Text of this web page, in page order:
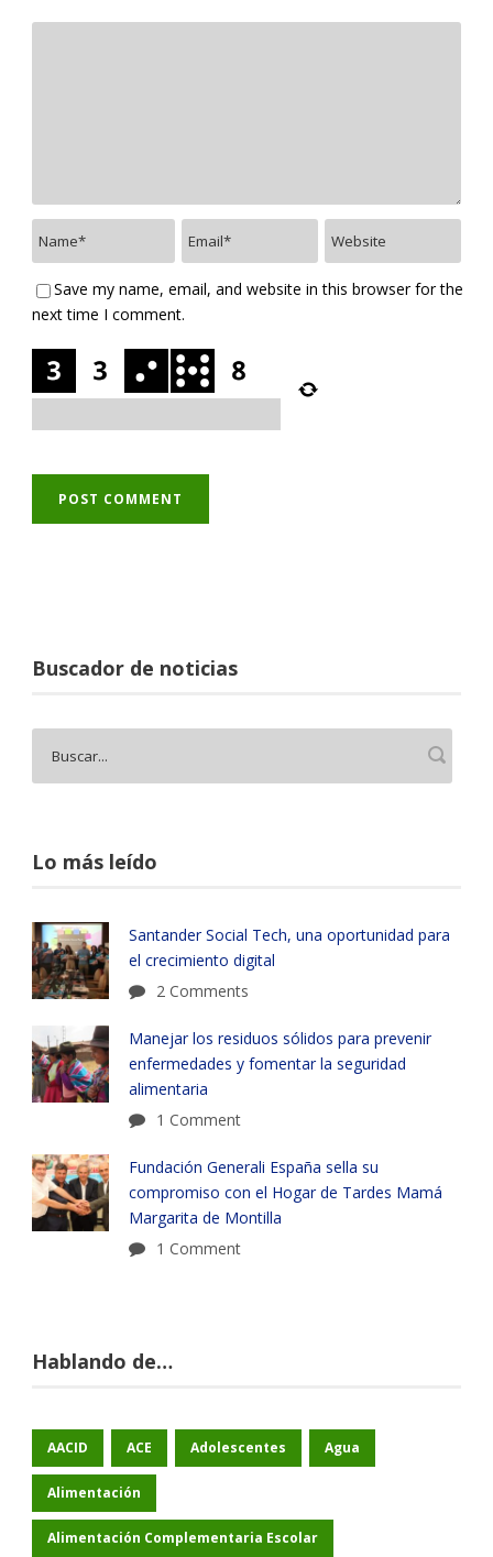
Save my name, email, and website in this browser for the
next time I comment.
Buscador de noticias
Lo más leído
Santander Social Tech, una oportunidad para
el crecimiento digital
2 Comments
Manejar los residuos sólidos para prevenir
enfermedades y fomentar la seguridad
alimentaria
1 Comment
Fundación Generali España sella su
compromiso con el Hogar de Tardes Mamá
Margarita de Montilla
1 Comment
Hablando de…
AACID ACE Adolescentes Agua
Alimentación
Alimentación Complementaria Escolar